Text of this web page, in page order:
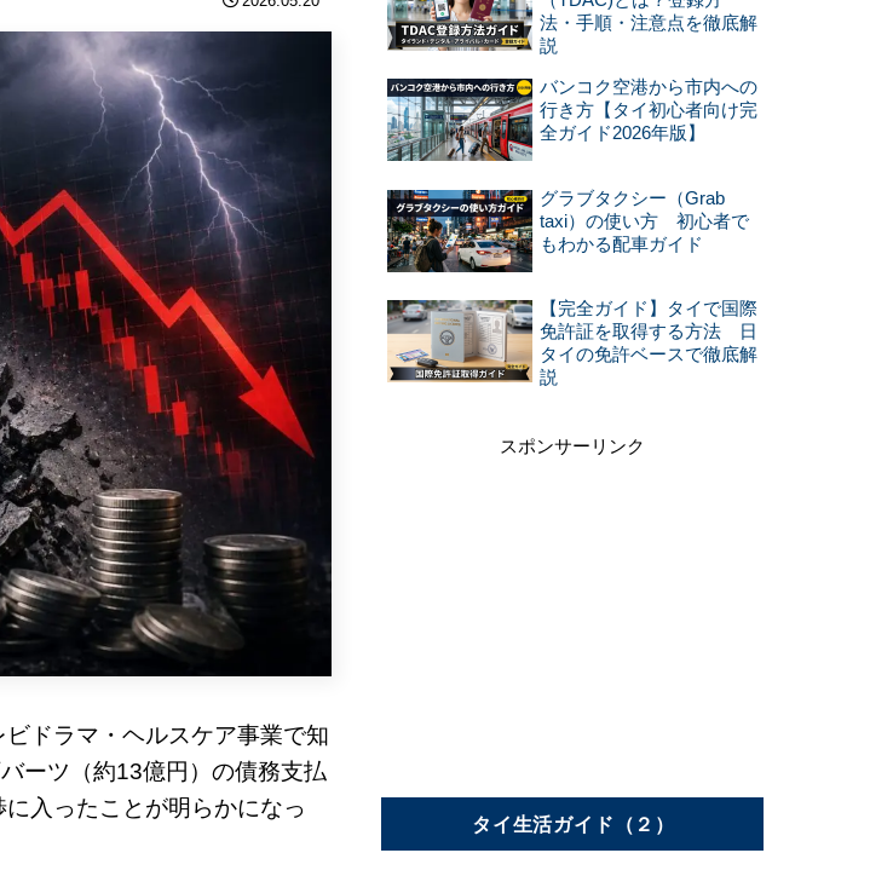
ドラマ・ヘルスケア事業で知
ーツ（約13億円）の債務支払
入ったことが明らかになっ
法・手順・注意点を徹底解
説
バンコク空港から市内への
行き方【タイ初心者向け完
全ガイド2026年版】
グラブタクシー（Grab
taxi）の使い方 初心者で
もわかる配車ガイド
【完全ガイド】タイで国際
免許証を取得する方法 日
タイの免許ベースで徹底解
説
スポンサーリンク
タイ生活ガイド（２）